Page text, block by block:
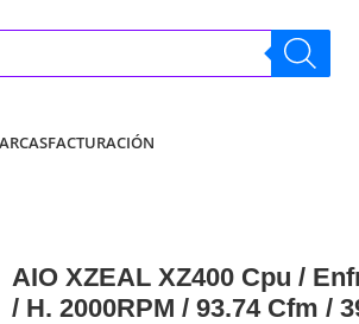
FACTURACIÓN
AIO XZEAL XZ400 Cpu /
/ H. 2000RPM / 93.74 Cfm /